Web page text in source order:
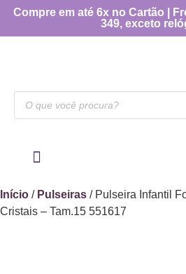
Compre em até 6x no Cartão |
349, exceto
Início / Pulseiras / Pulseira Infantil
Cristais – Tam.15 551617